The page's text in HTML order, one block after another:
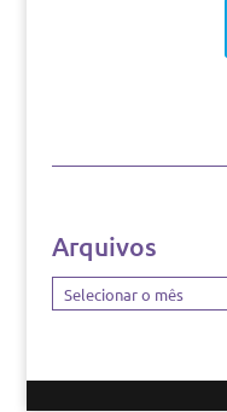
Arquivos
Arquivos